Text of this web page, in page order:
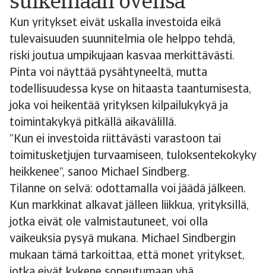
Kun yritykset eivät uskalla investoida eikä
tulevaisuuden suunnitelmia ole helppo tehdä,
riski joutua umpikujaan kasvaa merkittävästi.
Pinta voi näyttää pysähtyneeltä, mutta
todellisuudessa kyse on hitaasta taantumisesta,
joka voi heikentää yrityksen kilpailukykyä ja
toimintakykyä pitkällä aikavälillä.
”Kun ei investoida riittävästi varastoon tai
toimitusketjujen turvaamiseen, tuloksentekokyky
heikkenee”, sanoo Michael Sindberg.
Tilanne on selvä: odottamalla voi jäädä jälkeen.
Kun markkinat alkavat jälleen liikkua, yrityksillä,
jotka eivät ole valmistautuneet, voi olla
vaikeuksia pysyä mukana. Michael Sindbergin
mukaan tämä tarkoittaa, että monet yritykset,